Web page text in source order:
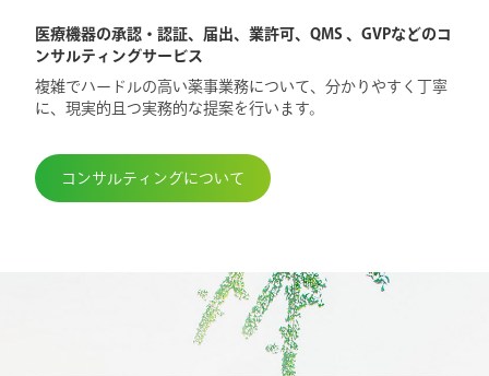
医療機器の承認・認証、届出、業許可、QMS 、GVPなどのコ
ンサルティングサービス
複雑でハードルの高い薬事業務について、分かりやすく丁寧
に、現実的且つ実務的な提案を行います。
コンサルティングについて